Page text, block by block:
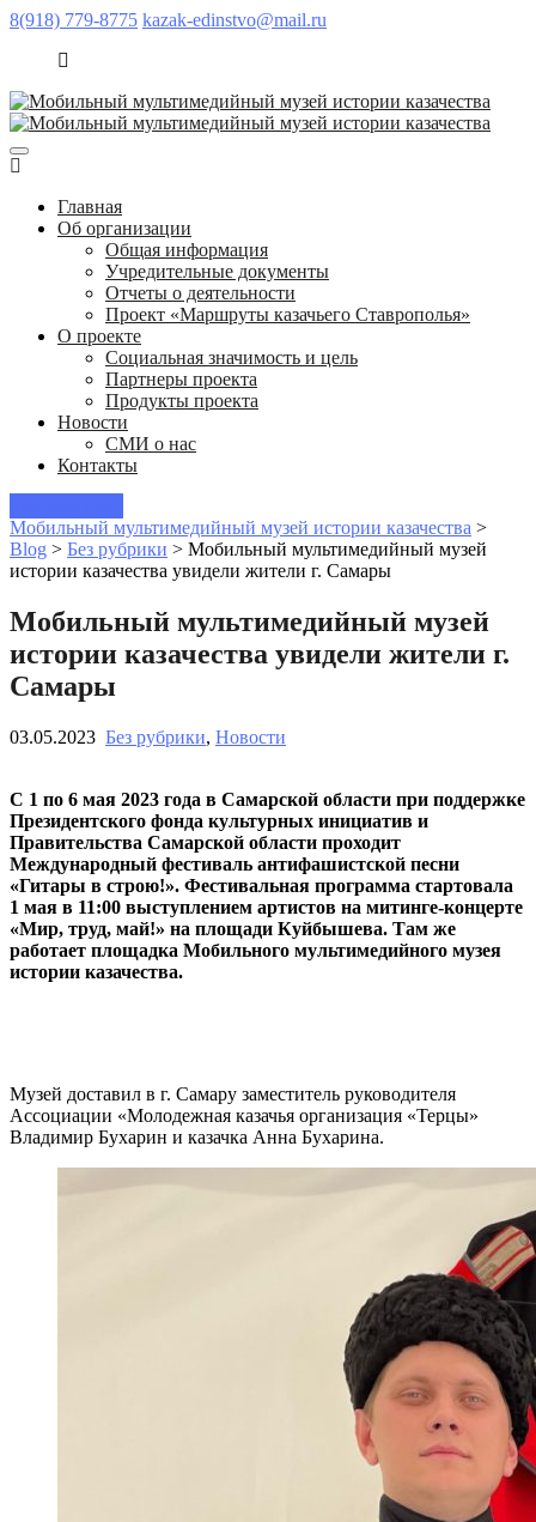
8(918) 779-8775 kazak-edinstvo@mail.ru
Главная
Об организации
Общая информация
Учредительные документы
Отчеты о деятельности
Проект «Маршруты казачьего Ставрополья»
О проекте
Социальная значимость и цель
Партнеры проекта
Продукты проекта
Новости
СМИ о нас
Контакты
Мобильный мультимедийный музей истории казачества >
Blog > Без рубрики > Мобильный мультимедийный музей
истории казачества увидели жители г. Самары
Мобильный мультимедийный музей
истории казачества увидели жители г.
Самары
03.05.2023 Без рубрики, Новости
С 1 по 6 мая 2023 года в Самарской области при поддержке
Президентского фонда культурных инициатив и
Правительства Самарской области проходит
Международный фестиваль антифашистской песни
«Гитары в строю!». Фестивальная программа стартовала
1 мая в 11:00 выступлением артистов на митинге-концерте
«Мир, труд, май!» на площади Куйбышева. Там же
работает площадка Мобильного мультимедийного музея
истории казачества.
Музей доставил в г. Самару заместитель руководителя
Ассоциации «Молодежная казачья организация «Терцы»
Владимир Бухарин и казачка Анна Бухарина.